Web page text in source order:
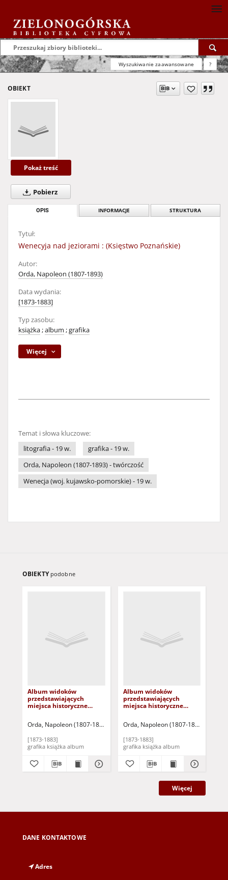
Wyszukiwanie zaawansowane ?
OBIEKT
Pokaż treść
Pobierz
OPIS INFORMACJE STRUKTURA
Tytuł:
Wenecyja nad jeziorami : (Księstwo Poznańskie)
Autor:
Orda, Napoleon (1807-1893)
Data wydania:
[1873-1883]
Typ zasobu:
książka;album ;grafika
Więcej
Temat i słowa kluczowe:
litografia - 19 w.
grafika - 19 w.
Orda, Napoleon (1807-1893) - twórczość
Wenecja (woj. kujawsko-pomorskie) - 19 w.
OBIEKTY podobne
Album widoków
przedstawiających
miejsca historyczne
szósta
Orda, Napoleon (1807-1893) Warszawa: Zakład Litograficzny M.
[1873-1883]
grafika książka album
Album widoków
przedstawiających
miejsca historyczne
piąta
Orda, Napoleon (1807-1893)
[1873-1883]
grafika książka album
Więcej
DANE KONTAKTOWE
Adres